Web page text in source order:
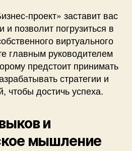
проект» заставит вас
и позволит погрузиться в
виртуального
главным руководителем
предстоит принимать
стратегии и
чтобы достичь успеха.
и
мышление